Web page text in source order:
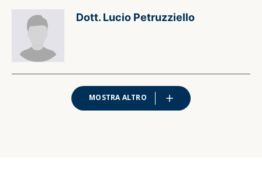
Dott. Lucio Petruzziello
MOSTRA ALTRO